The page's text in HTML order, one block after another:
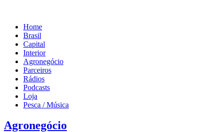
Home
Brasil
Capital
Interior
Agronegócio
Parceiros
Rádios
Podcasts
Loja
Pesca / Música
Agronegócio